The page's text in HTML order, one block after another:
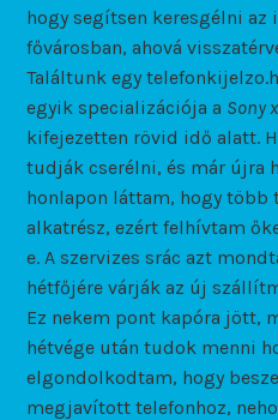
hogy segítsen keresgélni az
fővárosban, ahová
Találtunk egy
egyik specializációja a Sony
kifejezetten rövid idő alatt.
tudják cserélni, és már újra
honlapon láttam, hogy több
alkatrész, ezért felhívtam
e. A szervizes srác azt
hétfőjére várják az új
Ez nekem pont kapóra jött,
hétvége után tudok menni
elgondolkodtam, hogy
megjavított telefonhoz,